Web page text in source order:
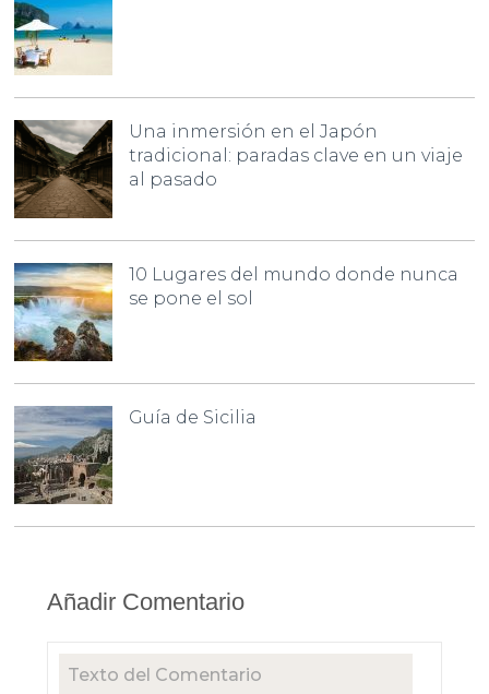
Una inmersión en el Japón
tradicional: paradas clave en un viaje
al pasado
10 Lugares del mundo donde nunca
se pone el sol
Guía de Sicilia
Añadir Comentario